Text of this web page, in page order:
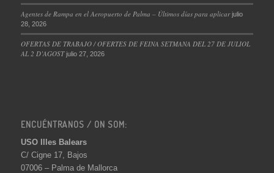
Agentes de Rampa en el Aeropuerto de Palma – Últimos días para aplicar julio
28, 2026
OFERTAS DE TRABAJO / OFERTES DE FEINA SETMANA DEL 27 DE JULIOL
AL 2 D’AGOST julio 27, 2026
ENCUÉNTRANOS / ON SOM:
USO Illes Balears
C/ Cigne 17, Bajos
07006 – Palma de Mallorca